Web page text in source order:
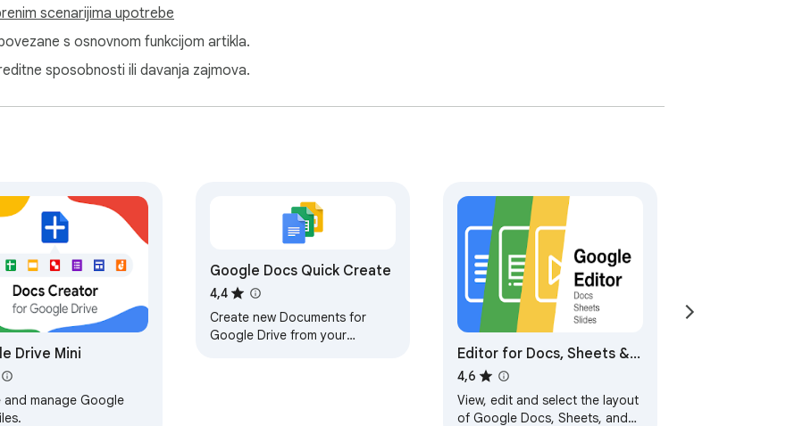
scenarijima upotrebe
s osnovnom funkcijom artikla.
sposobnosti ili davanja zajmova.
Drive Mini
and manage Google
Google Docs Quick Create
4,4
Create new Documents for
Google Drive from your
Editor for Docs, Sheets &
Slides
4,6
View, edit and select the layout
of Google Docs, Sheets, and